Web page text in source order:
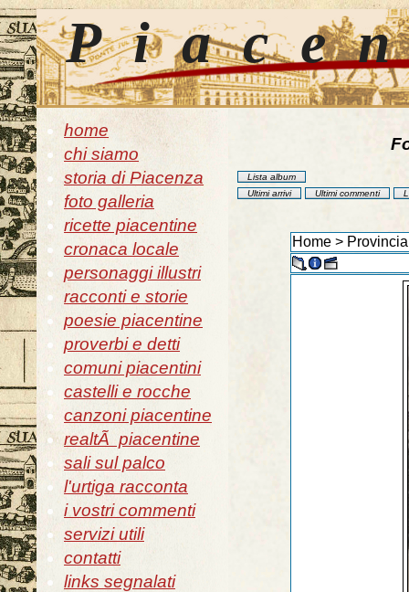
home
chi siamo
storia di Piacenza
foto galleria
ricette piacentine
cronaca locale
personaggi illustri
racconti e storie
poesie piacentine
proverbi e detti
comuni piacentini
castelli e rocche
canzoni piacentine
realtÃ piacentine
sali sul palco
l'urtiga racconta
i vostri commenti
servizi utili
contatti
links segnalati
Lista album
Ultimi arrivi
Ultimi commenti
Home >